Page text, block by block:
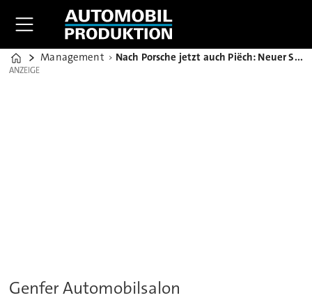
Home
Management Nach Porsche jetzt auch Piëch: Neuer Sportwagen mit großem Namen
ANZEIGE
ANZEIGE
Genfer Automobilsalon